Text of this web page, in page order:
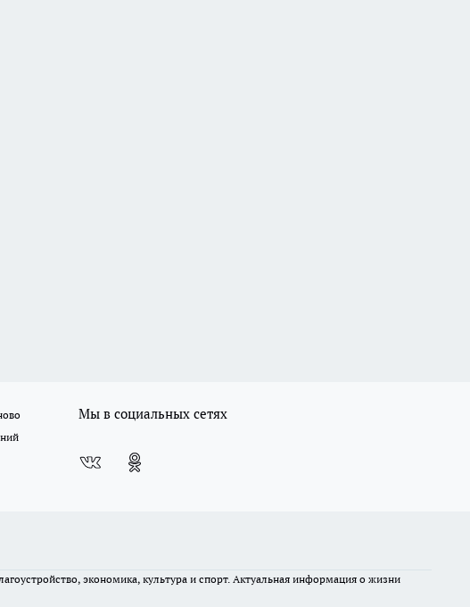
Мы в социальных сетях
экономика, культура и спорт. Актуальная информация о жизни